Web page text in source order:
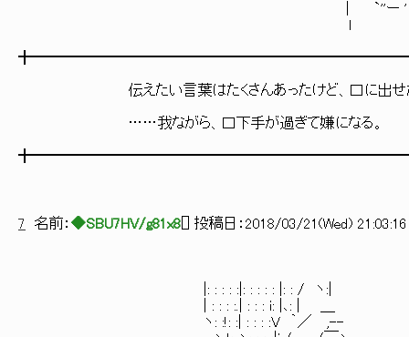
| `''ー
伝えたい言葉はたくさんあったけど、口に出せた
……我ながら、口下手が過ぎて嫌になる。
7 名前： ◆SBU7HV/g81x8 ] 投稿日： 2018/03/21(Wed)
|: : : : :|: : : : : |: : / ヽ:| '´￣￣￣｀
| : : : :.| : : : i: |､: | ＿ -r＝
ヽ: :!: :| : : : :V ｀／ ,-- /ｒﾆ､